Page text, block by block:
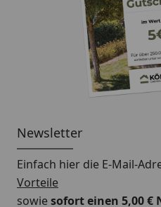
Grundfläche
Gesamthöhe:
Wand, Dach und Boden
Ausführung
Newsletter
Einfach hier die E-Mail-
Vorteile
sowiesofort einen 5,00 €